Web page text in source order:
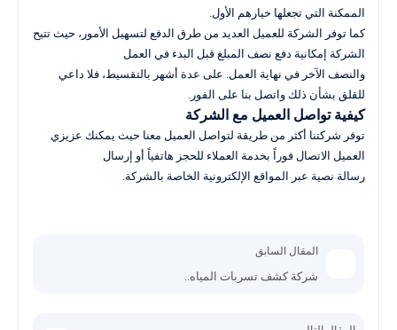
الممكنة التي تجعلها خيارهم الأول.
كما توفر الشركة للعميل العديد من طرق الدفع لتسهيل الأمور، حيث تتيح
الشركة إمكانية دفع نصف المبلغ قبل البدء في العمل
والنصف الآخر في نهاية العمل. على عدة أشهر بالتقسيط، فلا داعي
للقلق بشأن ذلك واتصل بنا على الفور.
كيفية تواصل العميل مع الشركة
توفر شركتنا أكثر من طريقة لتواصل العميل معنا حيث يمكنك عزيزي
العميل الاتصال فوراً بخدمة العملاء للحجز هاتفياً أو إرسال
رسالة نصية عبر المواقع الإلكترونية الخاصة بالشركة.
المقال السابق
شركة كشف تسربات المياه..